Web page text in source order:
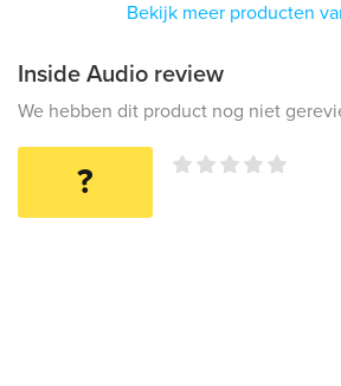
Bekijk meer producten
Inside Audio review
We hebben dit product nog niet
?